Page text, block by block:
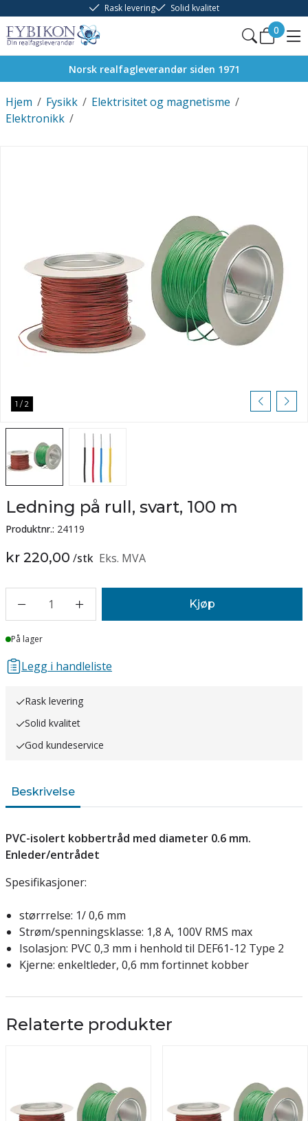
Rask levering Solid kvalitet
0
Norsk realfagleverandør siden 1971
/
Hjem /
Fysikk /
Elektrisitet og magnetisme
/
Elektronikk
1 / 2
Ledning på rull, svart, 100 m
Produktnr.: 24119
kr 220,00 /stk Eks. MVA
1 Kjøp
Lager
På lager
Legg i handleliste
Rask levering
Solid kvalitet
God kundeservice
Beskrivelse
PVC-isolert kobbertråd med diameter 0.6 mm.
Enleder/entrådet
Spesifikasjoner:
størrrelse: 1/ 0,6 mm
Strøm/spenningsklasse: 1,8 A, 100V RMS max
Isolasjon: PVC 0,3 mm i henhold til DEF61-12 Type 2
Kjerne: enkeltleder, 0,6 mm fortinnet kobber
Relaterte produkter